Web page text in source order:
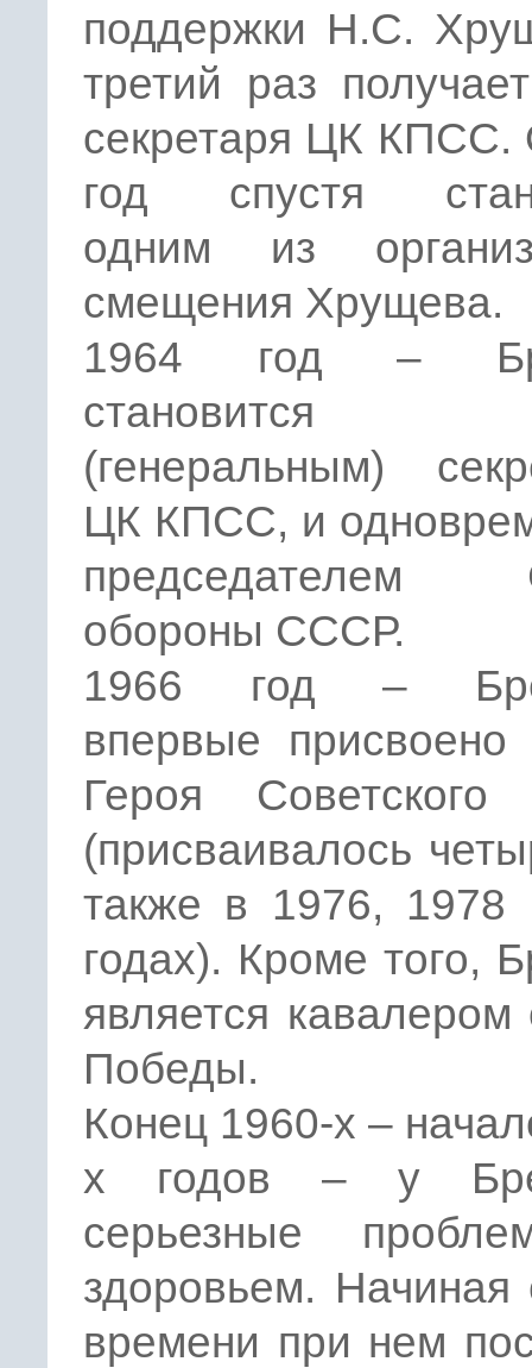
поддержки Н.С.
третий раз
секретаря ЦК КПСС.
год спустя
одним из
смещения Хрущева.
1964 год –
(генеральным)
ЦК КПСС, и
председателем
обороны СССР.
1966 год –
впервые присвоено
Героя
(присваивалось
также в 1976, 1978
годах). Кроме того,
является кавалером
Победы.
Конец 1960-х –
х годов – у
серьезные
здоровьем. Начиная
времени при нем